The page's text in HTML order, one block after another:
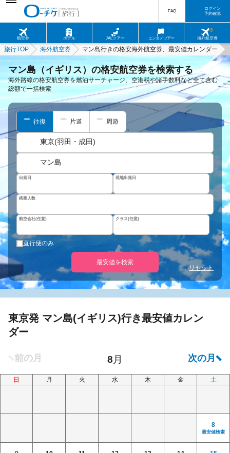
航空券 ホテル JALツアー エンタメツアー 海外航空券
FAQ
ログイン
予約確認
旅行TOP 海外航空券 マン島行きの格安海外航空券、最安値カレンダー
マン島（イギリス）の格安航空券を検索する
海外路線の格安航空券を燃油サーチャージ、空港税や諸手数料など全て含む
総額で一括検索
往復 片道 周遊
東京(羽田・成田)
マン島
出発日 現地出発日
搭乗人数
航空会社(任意) クラス(任意)
直行便のみ
最安値を検索
リセット
東京発 マン島(イギリス)行き最安値カレン
ダー
日 月 火 水 木 金 土
8
最安値検索